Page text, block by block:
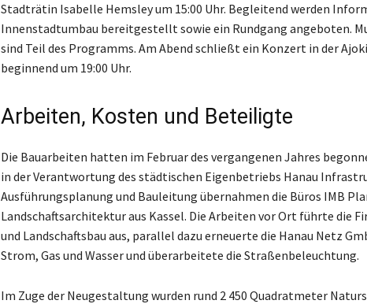
Stadträtin Isabelle Hemsley um 15:00 Uhr. Begleitend werden
Innenstadtumbau bereitgestellt sowie ein Rundgang angeboten.
sind Teil des Programms. Am Abend schließt ein Konzert in der
beginnend um 19:00 Uhr.
Arbeiten, Kosten und Beteiligte
Die Bauarbeiten hatten im Februar des vergangenen Jahres
in der Verantwortung des städtischen Eigenbetriebs Hanau
Ausführungsplanung und Bauleitung übernahmen die Büros IMB
Landschaftsarchitektur aus Kassel. Die Arbeiten vor Ort führte die
und Landschaftsbau aus, parallel dazu erneuerte die Hanau Netz
Strom, Gas und Wasser und überarbeitete die Straßenbeleuchtung.
Im Zuge der Neugestaltung wurden rund 2 450 Quadratmeter